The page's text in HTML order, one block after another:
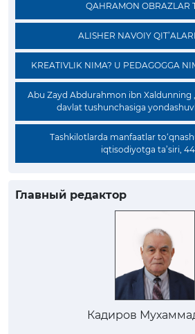
QAHRAMON OBRAZLAR
ALISHER NAVOIY
KREATIVLIK NIMA? U PEDAGOGGA
Abu Zayd Abdurahmon ibn Xaldunning
davlat tushunchasiga
Tashkilotlarda manfaatlar
iqtisodiyotga ta’siri,
Главный редактор
Кадиров